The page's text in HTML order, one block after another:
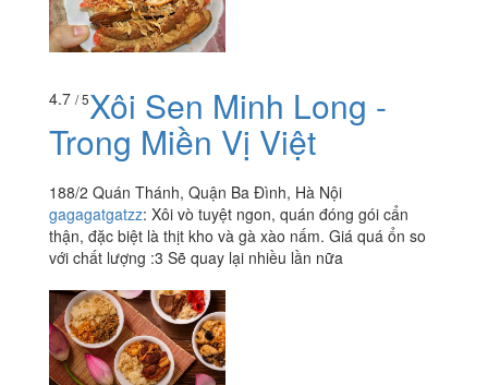
4.7 / 5Xôi Sen Minh Long -
Trong Miền Vị Việt
188/2 Quán Thánh, Quận Ba Đình, Hà Nội
gagagatgatzz: Xôi vò tuyệt ngon, quán đóng gói cẩn
thận, đặc biệt là thịt kho và gà xào nấm. Giá quá ổn so
với chất lượng :3 Sẽ quay lại nhiều lần nữa